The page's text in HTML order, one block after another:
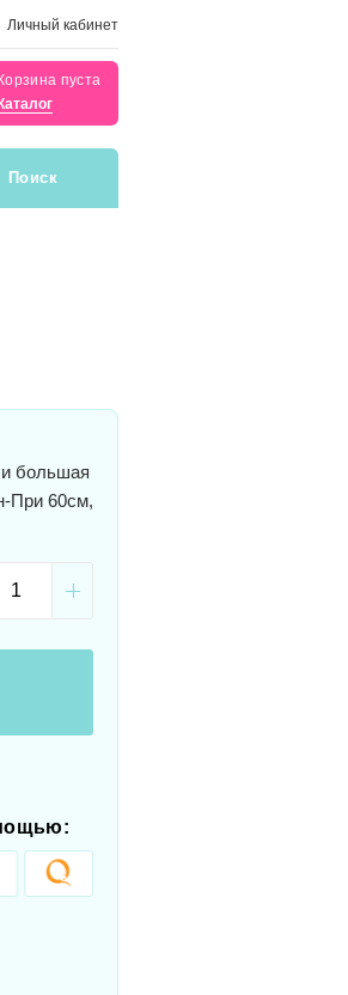
Личный кабинет
Корзина пуста
Каталог
Поиск
большая
При 60см,